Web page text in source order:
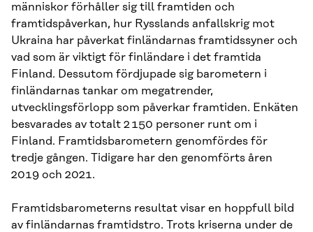
människor förhåller sig till framtiden och
framtidspåverkan, hur Rysslands anfallskrig mot
Ukraina har påverkat finländarnas framtidssyner och
vad som är viktigt för finländare i det framtida
Finland. Dessutom fördjupade sig barometern i
finländarnas tankar om megatrender,
utvecklingsförlopp som påverkar framtiden. Enkäten
besvarades av totalt 2 150 personer runt om i
Finland. Framtidsbarometern genomfördes för
tredje gången. Tidigare har den genomförts åren
2019 och 2021.
Framtidsbarometerns resultat visar en hoppfull bild
av finländarnas framtidstro. Trots kriserna under de